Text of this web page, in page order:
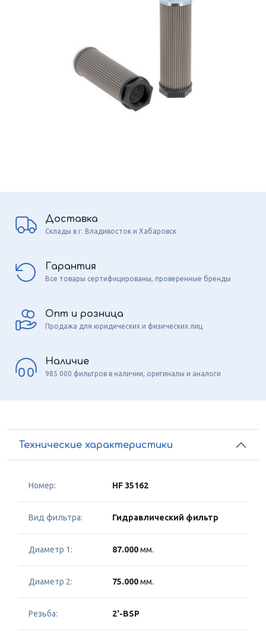
Доставка
Склады в г. Владивосток и Хабаровск
Гарантия
Все товары сертифицированы, проверенные бренды
Опт и розница
Продажа для юридических и физических лиц
Наличие
985 000 фильтров в наличии, оригиналы и аналоги
Технические характеристики
Номер: HF 35162
Вид фильтра: Гидравлический фильтр
Диаметр 1: 87.000мм.
Диаметр 2: 75.000мм.
Резьба: 2'-BSP